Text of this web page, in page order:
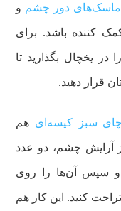
ماسک‌های دور چشم و
کننده باشد. برای
یخچال بگذارید تا
قرار دهید.
چای سبز کیسه‌ای هم
آرایش چشم، دو عدد
و سپس آن‌ها را روی
کنید. این کار هم